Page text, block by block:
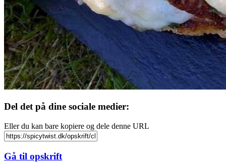
Del det på dine sociale medier:
Eller du kan bare kopiere og dele denne URL
Gå til opskrift